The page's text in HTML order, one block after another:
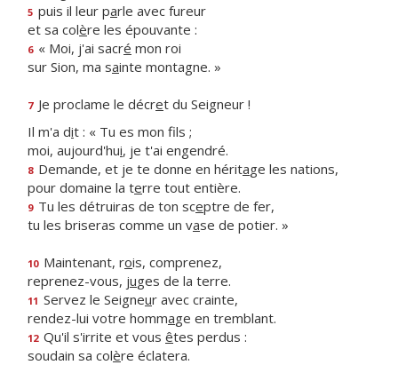
5 puis il leur parle avec fureur
et sa colère les épouvante :
6 « Moi, j'ai sacré mon roi
sur Sion, ma sainte montagne. »
7 Je proclame le décret du Seigneur !
Il m'a dit : « Tu es mon fils ;
moi, aujourd'hui, je t'ai engendré.
8 Demande, et je te donne en héritage les nations,
pour domaine la terre tout entière.
9 Tu les détruiras de ton sceptre de fer,
tu les briseras comme un vase de potier. »
10 Maintenant, rois, comprenez,
reprenez-vous, juges de la terre.
11 Servez le Seigneur avec crainte,
rendez-lui votre hommage en tremblant.
12 Qu'il s'irrite et vous êtes perdus :
soudain sa colère éclatera.